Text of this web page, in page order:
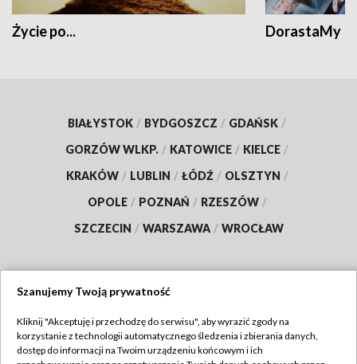
Życie po... DorastaMy
BIAŁYSTOK / BYDGOSZCZ / GDAŃSK /
GORZÓW WLKP. / KATOWICE / KIELCE /
KRAKÓW / LUBLIN / ŁÓDŹ / OLSZTYN /
OPOLE / POZNAŃ / RZESZÓW /
SZCZECIN / WARSZAWA / WROCŁAW
TVP
Szanujemy Twoją prywatność
Kliknij "Akceptuję i przechodzę do serwisu", aby wyrazić zgody na
korzystanie z technologii automatycznego śledzenia i zbierania danych,
dostęp do informacji na Twoim urządzeniu końcowym i ich